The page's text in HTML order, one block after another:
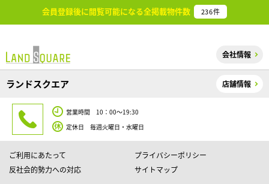
会員登録後に閲覧可能になる全掲載物件数 236件
会社情報
ランドスクエア 店舗情報
営業時間 10：00～19:30
定休日 毎週火曜日・水曜日
ご利用にあたって
プライバシーポリシー
反社会的勢力への対応
サイトマップ